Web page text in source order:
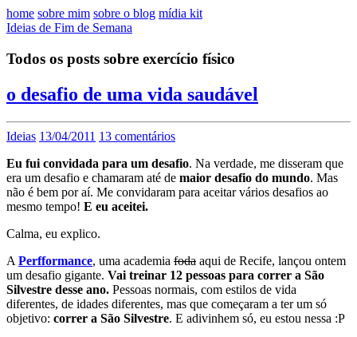
home sobre mim sobre o blog mídia kit
Ideias de Fim de Semana
Todos os posts sobre exercício físico
o desafio de uma vida saudável
Ideias 13/04/2011 13 comentários
Eu fui convidada para um desafio. Na verdade, me disseram que
era um desafio e chamaram até de maior desafio do mundo. Mas
não é bem por aí. Me convidaram para aceitar vários desafios ao
mesmo tempo! E eu aceitei.
Calma, eu explico.
A Perfformance, uma academia foda aqui de Recife, lançou ontem
um desafio gigante. Vai treinar 12 pessoas para correr a São
Silvestre desse ano. Pessoas normais, com estilos de vida
diferentes, de idades diferentes, mas que começaram a ter um só
objetivo: correr a São Silvestre. E adivinhem só, eu estou nessa :P